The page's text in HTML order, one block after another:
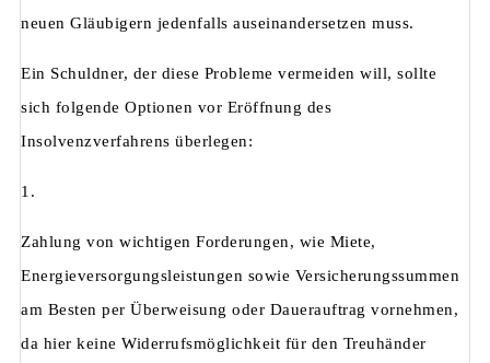
neuen Gläubigern jedenfalls auseinandersetzen muss.
Ein Schuldner, der diese Probleme vermeiden will, sollte
sich folgende Optionen vor Eröffnung des
Insolvenzverfahrens überlegen:
1.
Zahlung von wichtigen Forderungen, wie Miete,
Energieversorgungsleistungen sowie Versicherungssummen
am Besten per Überweisung oder Dauerauftrag vornehmen,
da hier keine Widerrufsmöglichkeit für den Treuhänder